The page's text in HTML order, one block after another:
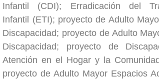
Infantil (CDI); Erradicación del
Infantil (ETI); proyecto de Adulto
Discapacidad; proyecto de Adulto
Discapacidad; proyecto de
Atención en el Hogar y la
proyecto de Adulto Mayor Espacios